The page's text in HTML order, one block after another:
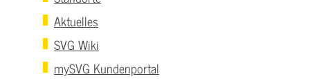
Aktuelles
SVG Wiki
mySVG Kundenportal